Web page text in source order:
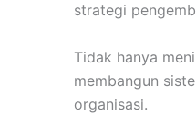
strategi
Tidak hanya
membangun
organisasi.